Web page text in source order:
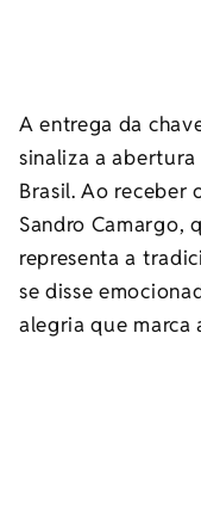
A entrega da
sinaliza a
Brasil. Ao receber
Sandro Camargo,
representa a
se disse
alegria que marca